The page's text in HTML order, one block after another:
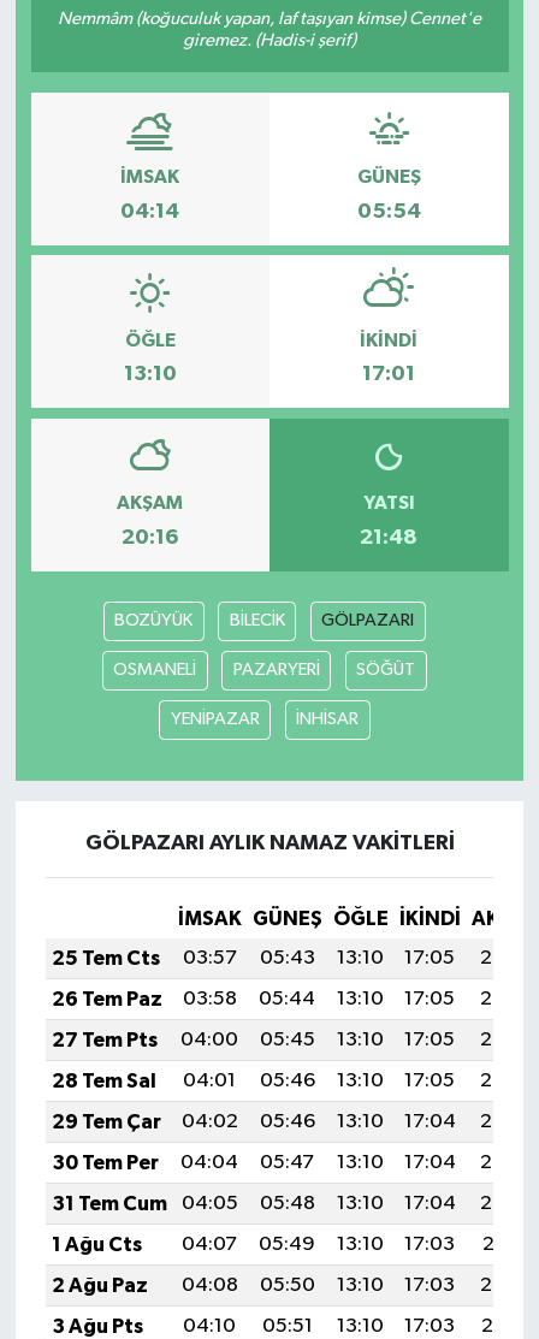
Nemmâm (koğuculuk yapan, laf taşıyan kimse) Cennet'e
giremez. (Hadis-i şerif)
İMSAK
04:14
GÜNEŞ
05:54
ÖĞLE
13:10
İKINDI
17:01
AKŞAM
20:16
YATSI
21:48
BOZÜYÜK BİLECİK GÖLPAZARI
OSMANELİ PAZARYERİ SÖĞÜT
YENİPAZAR İNHİSAR
GÖLPAZARI AYLIK NAMAZ VAKITLERI
İMSAK GÜNEŞ ÖĞLE İKINDI
25 Tem Cts
03:57 05:43 13:10 17:05
20:28
26 Tem Paz
03:58 05:44 13:10 17:05
20:27
27 Tem Pts
04:00 05:45 13:10 17:05
20:26
28 Tem Sal
04:01 05:46 13:10 17:05
20:25
29 Tem Çar
04:02 05:46 13:10 17:04
20:24
30 Tem Per
04:04 05:47 13:10 17:04
20:23
31 Tem Cum
04:05 05:48 13:10 17:04
20:22
1 Ağu Cts
04:07 05:49 13:10 17:03
20:21
2 Ağu Paz
04:08 05:50 13:10 17:03
20:20
3 Ağu Pts
04:10 05:51 13:10 17:03
20:19
Resmi İlanlar